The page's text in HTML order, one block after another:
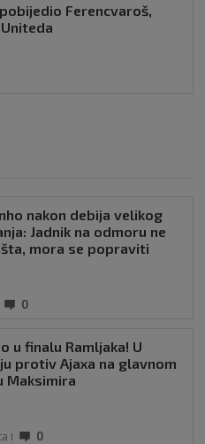
Ferencvaroš,
nakon debija velikog
Jadnik na odmoru ne
mora se popraviti
0
u finalu Ramljaka! U
protiv Ajaxa na glavnom
Maksimira
0